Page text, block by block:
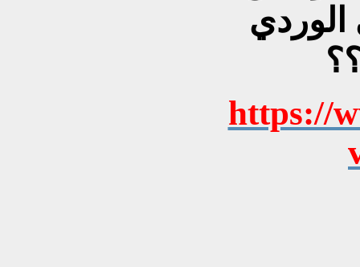
الوردي
https://